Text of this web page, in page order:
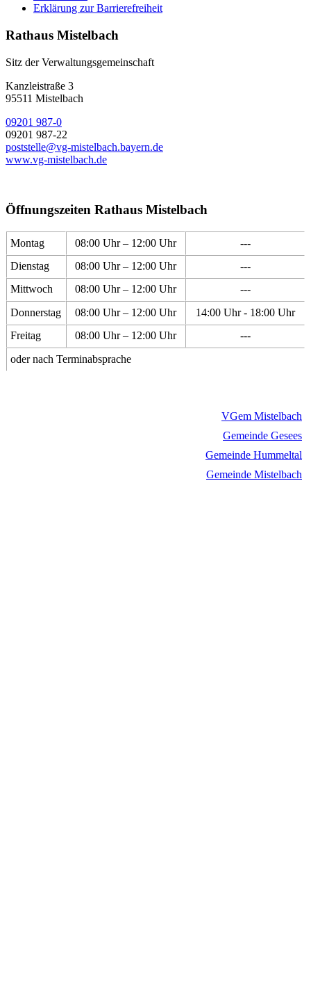
Erklärung zur Barrierefreiheit
Rathaus Mistelbach
Sitz der Verwaltungsgemeinschaft
Kanzleistraße 3
95511 Mistelbach
09201 987-0
09201 987-22
poststelle@vg-mistelbach.bayern.de
www.vg-mistelbach.de
Öffnungszeiten Rathaus Mistelbach
Montag 08:00 Uhr – 12:00 Uhr
---
Dienstag
08:00 Uhr – 12:00 Uhr
---
Mittwoch
08:00 Uhr – 12:00 Uhr
---
Donnerstag
08:00 Uhr – 12:00 Uhr
14:00 Uhr - 18:00 Uhr
Freitag
08:00 Uhr – 12:00 Uhr
---
oder nach Terminabsprache
VGem Mistelbach
Gemeinde Gesees
Gemeinde Hummeltal
Gemeinde Mistelbach